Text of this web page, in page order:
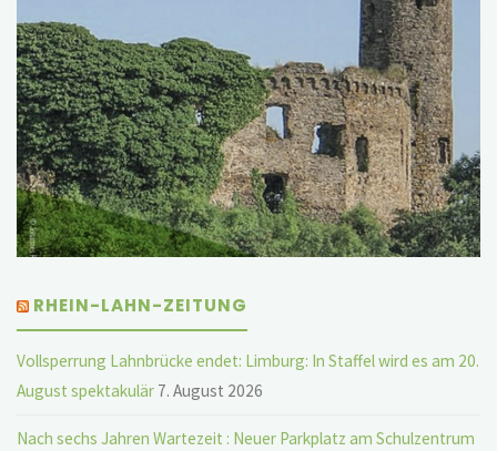
RHEIN-LAHN-ZEITUNG
Vollsperrung Lahnbrücke endet: Limburg: In Staffel wird es am 20.
August spektakulär 7. August 2026
Nach sechs Jahren Wartezeit : Neuer Parkplatz am Schulzentrum